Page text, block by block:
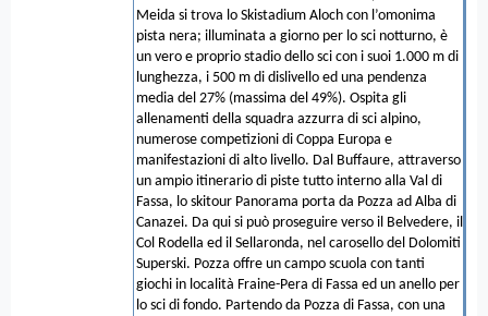
Meida si trova lo Skistadium Aloch con l’omonima
pista nera; illuminata a giorno per lo sci notturno, è
un vero e proprio stadio dello sci con i suoi 1.000 m di
lunghezza, i 500 m di dislivello ed una pendenza
media del 27% (massima del 49%). Ospita gli
allenamenti della squadra azzurra di sci alpino,
numerose competizioni di Coppa Europa e
manifestazioni di alto livello. Dal Buffaure, attraverso
un ampio itinerario di piste tutto interno alla Val di
Fassa, lo skitour Panorama porta da Pozza ad Alba di
Canazei. Da qui si può proseguire verso il Belvedere, il
Col Rodella ed il Sellaronda, nel carosello del Dolomiti
Superski. Pozza offre un campo scuola con tanti
giochi in località Fraine-Pera di Fassa ed un anello per
lo sci di fondo. Partendo da Pozza di Fassa, con una